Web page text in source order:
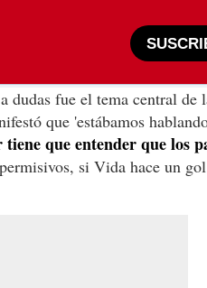
fue el tema central de
que 'estábamos
que entender que los
si Vida hace un